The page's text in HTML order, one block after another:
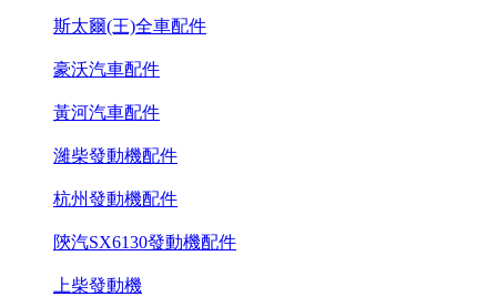
斯太爾(王)全車配件
豪沃汽車配件
黃河汽車配件
濰柴發動機配件
杭州發動機配件
陝汽SX6130發動機配件
上柴發動機